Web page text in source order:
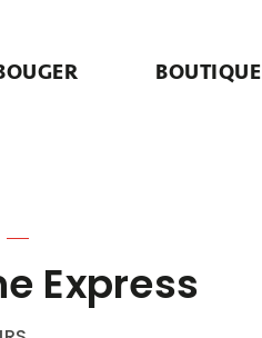
BOUTIQUE
Express